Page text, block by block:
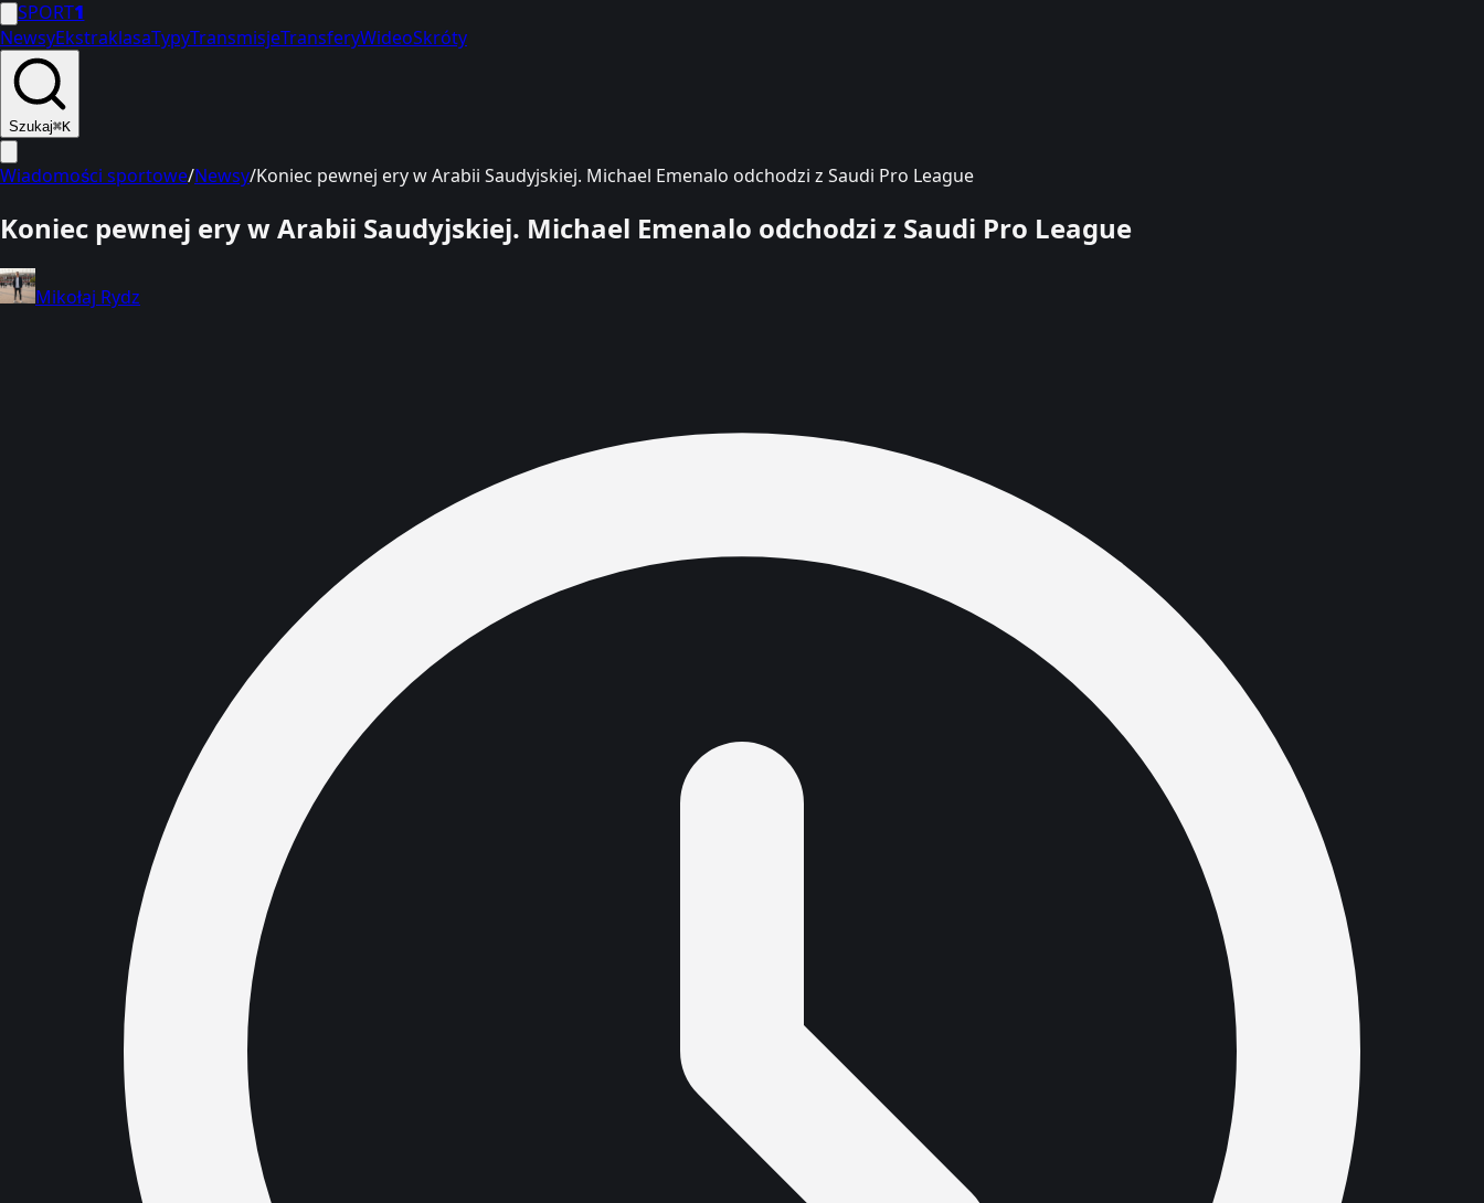
SPORT1
NewsyEkstraklasaTypyTransmisjeTransferyWideoSkróty
Szukaj⌘K
Wiadomości sportowe/Newsy/Koniec pewnej ery w Arabii Saudyjskiej. Michael Emenalo odchodzi z Saudi Pro League
Koniec pewnej ery w Arabii Saudyjskiej. Michael Emenalo odchodzi z Saudi Pro League
Mikołaj Rydz